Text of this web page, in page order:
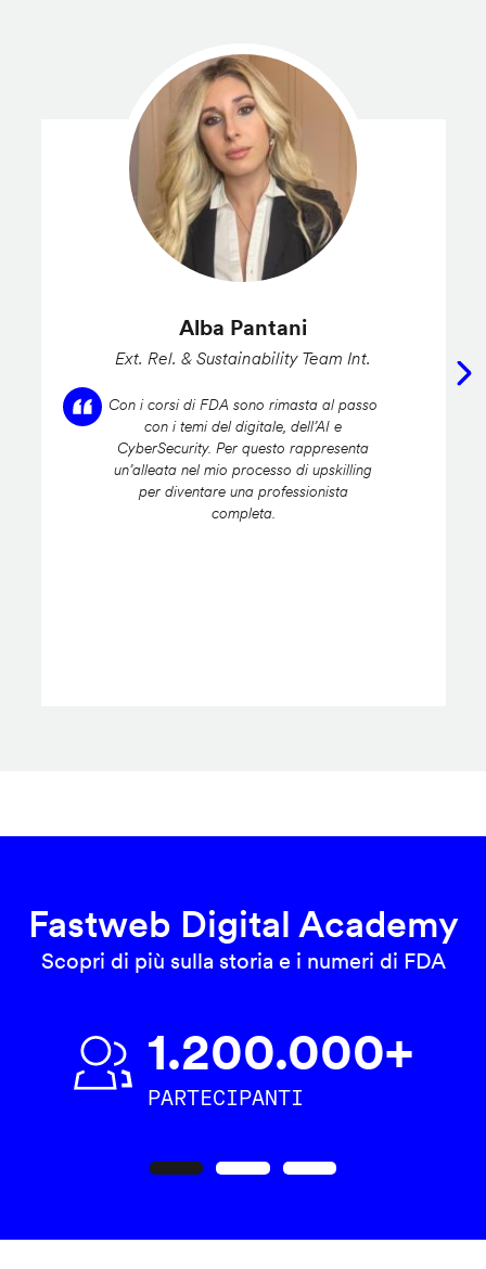
Alba Pantani
Ext. Rel. & Sustainability Team Int.
Con i corsi di FDA sono rimasta al passo
con i temi del digitale, dell’AI e
CyberSecurity. Per questo rappresenta
un’alleata nel mio processo di upskilling
per diventare una professionista
completa.
Fastweb Digital Academy
Scopri di più sulla storia e i numeri di FDA
1.200.000+
PARTECIPANTI